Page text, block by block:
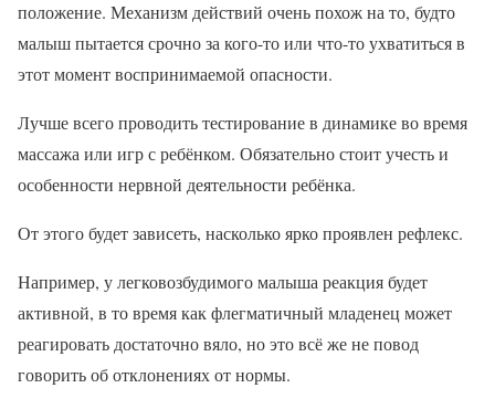
положение. Механизм действий очень похож на то, будто
малыш пытается срочно за кого-то или что-то ухватиться в
этот момент воспринимаемой опасности.
Лучше всего проводить тестирование в динамике во время
массажа или игр с ребёнком. Обязательно стоит учесть и
особенности нервной деятельности ребёнка.
От этого будет зависеть, насколько ярко проявлен рефлекс.
Например, у легковозбудимого малыша реакция будет
активной, в то время как флегматичный младенец может
реагировать достаточно вяло, но это всё же не повод
говорить об отклонениях от нормы.